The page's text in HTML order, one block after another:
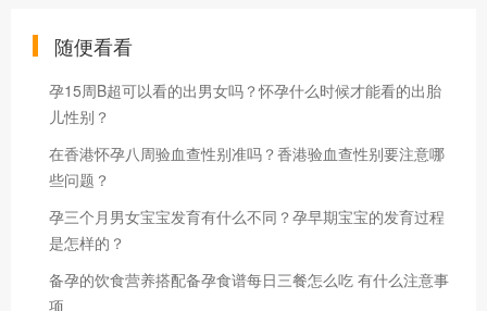
随便看看
孕15周B超可以看的出男女吗？怀孕什么时候才能看的出胎
儿性别？
在香港怀孕八周验血查性别准吗？香港验血查性别要注意哪
些问题？
孕三个月男女宝宝发育有什么不同？孕早期宝宝的发育过程
是怎样的？
备孕的饮食营养搭配备孕食谱每日三餐怎么吃 有什么注意事
项